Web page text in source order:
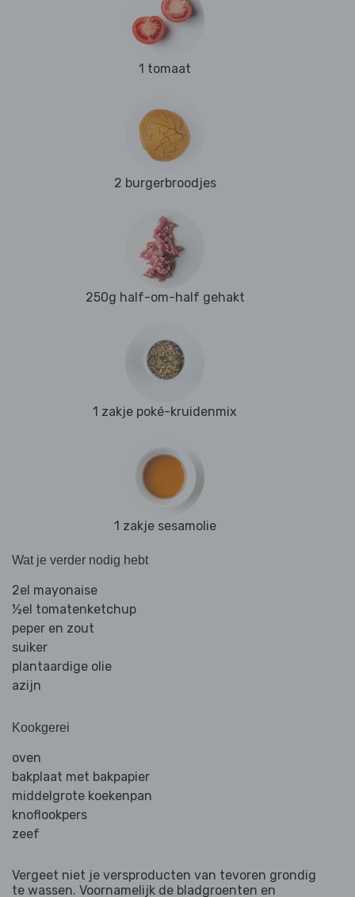
1 tomaat
2 burgerbroodjes
250g half-om-half gehakt
1 zakje poké-kruidenmix
1 zakje sesamolie
Wat je verder nodig hebt
2el mayonaise
½el tomatenketchup
peper en zout
suiker
plantaardige olie
azijn
Kookgerei
oven
bakplaat met bakpapier
middelgrote koekenpan
knoflookpers
zeef
Vergeet niet je versproducten van tevoren grondig
te wassen. Voornamelijk de bladgroenten en